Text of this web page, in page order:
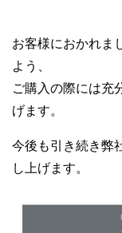
お客様におかれま
よう、
ご購入の際には充
げます。
今後も引き続き弊
し上げます。